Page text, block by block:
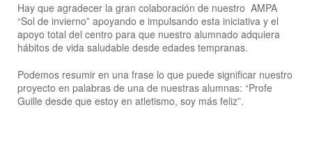
Hay que agradecer la gran colaboración de nuestro AMPA
“Sol de invierno” apoyando e impulsando esta iniciativa y el
apoyo total del centro para que nuestro alumnado adquiera
hábitos de vida saludable desde edades tempranas.
Podemos resumir en una frase lo que puede significar nuestro
proyecto en palabras de una de nuestras alumnas: “Profe
Guille desde que estoy en atletismo, soy más feliz”.